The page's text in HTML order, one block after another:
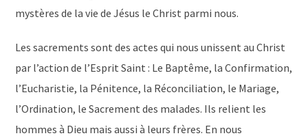
mystères de la vie de Jésus le Christ parmi nous.
Les sacrements sont des actes qui nous unissent au Christ
par l’action de l’Esprit Saint : Le Baptême, la Confirmation,
l’Eucharistie, la Pénitence, la Réconciliation, le Mariage,
l’Ordination, le Sacrement des malades. Ils relient les
hommes à Dieu mais aussi à leurs frères. En nous